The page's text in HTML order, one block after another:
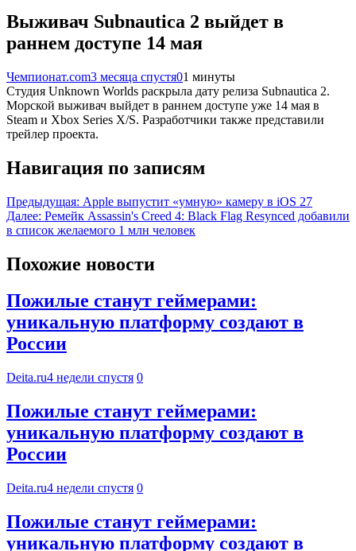
Выживач Subnautica 2 выйдет в
раннем доступе 14 мая
Чемпионат.com3 месяца спустя01 минуты
Студия Unknown Worlds раскрыла дату релиза Subnautica 2.
Морской выживач выйдет в раннем доступе уже 14 мая в
Steam и Xbox Series X/S. Разработчики также представили
трейлер проекта.
Навигация по записям
Предыдущая: Apple выпустит «умную» камеру в iOS 27
Далее: Ремейк Assassin's Creed 4: Black Flag Resynced добавили
в список желаемого 1 млн человек
Похожие новости
Пожилые станут геймерами:
уникальную платформу создают в
России
Deita.ru4 недели спустя 0
Пожилые станут геймерами:
уникальную платформу создают в
России
Deita.ru4 недели спустя 0
Пожилые станут геймерами:
уникальную платформу создают в